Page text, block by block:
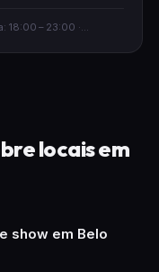
18:00 – 23:00 ·...
locais em
show em Belo